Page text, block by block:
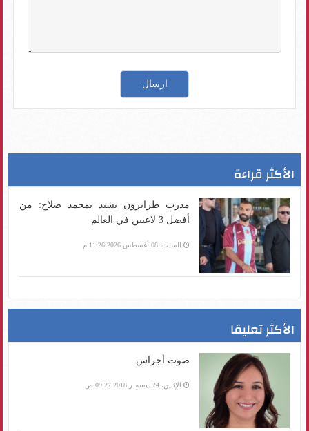
الأكثر قراءة
مدرب طرابزون يشيد بمحمد صلاح: من
أفضل 3 لاعبين في العالم
السبت، 08 أغسطس 2026 11:26 م
الأكثر تعليقا
صوت أجراس
الإثنين، 24 ديسمبر 2018 09:27 ص